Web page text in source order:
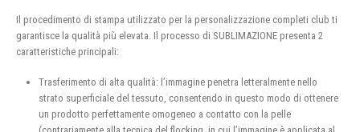
Il procedimento di stampa utilizzato per la personalizzazione completi club ti
garantisce la qualità più elevata. Il processo di SUBLIMAZIONE presenta 2
caratteristiche principali:
Trasferimento di alta qualità: l’immagine penetra letteralmente nello
strato superficiale del tessuto, consentendo in questo modo di ottenere
un prodotto perfettamente omogeneo a contatto con la pelle